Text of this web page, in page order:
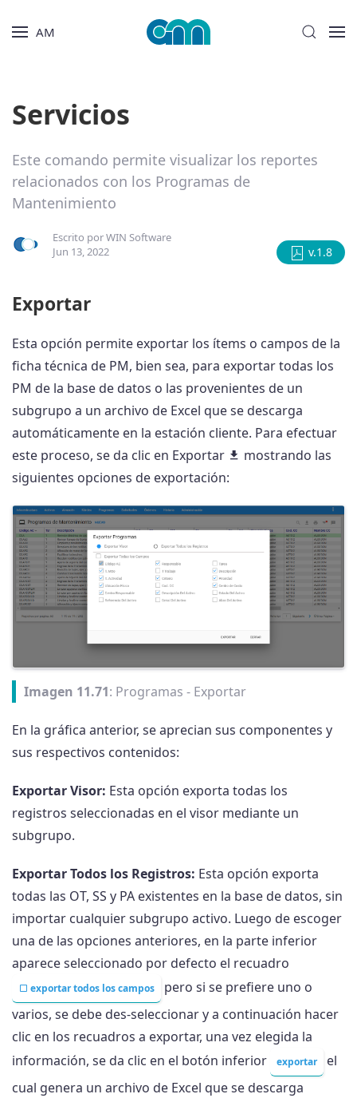
AM
Servicios
Este comando permite visualizar los reportes
relacionados con los Programas de
Mantenimiento
Escrito porWIN Software
Jun 13, 2022
v.1.8
Exportar
Esta opción permite exportar los ítems o campos de la
ficha técnica de PM, bien sea, para exportar todas los
PM de la base de datos o las provenientes de un
subgrupo a un archivo de Excel que se descarga
automáticamente en la estación cliente. Para efectuar
este proceso, se da clic en Exportar
mostrando las
siguientes opciones de exportación:
Imagen 11.71: Programas - Exportar
En la gráfica anterior, se aprecian sus componentes y
sus respectivos contenidos:
Exportar Visor: Esta opción exporta todas los
registros seleccionadas en el visor mediante un
subgrupo.
Exportar Todos los Registros: Esta opción exporta
todas las OT, SS y PA existentes en la base de datos, sin
importar cualquier subgrupo activo. Luego de escoger
una de las opciones anteriores, en la parte inferior
aparece seleccionado por defecto el recuadro
exportar todos los campos
pero si se prefiere uno o
varios, se debe des-seleccionar y a continuación hacer
clic en los recuadros a exportar, una vez elegida la
información, se da clic en el botón inferior
exportar
el
cual genera un archivo de Excel que se descarga